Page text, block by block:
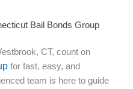
Bail Bonds Group
CT, count on
for fast, easy, and
team is here to guide